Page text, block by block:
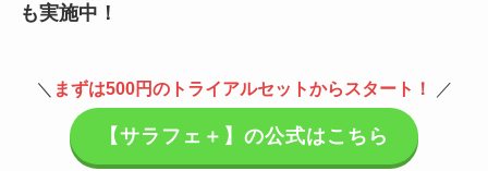
も実施中！
＼ まずは500円のトライアルセットからスタート！ ／
【サラフェ＋】の公式はこちら